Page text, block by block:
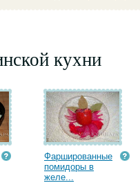
кухни
Фаршированные
помидоры в
желе...